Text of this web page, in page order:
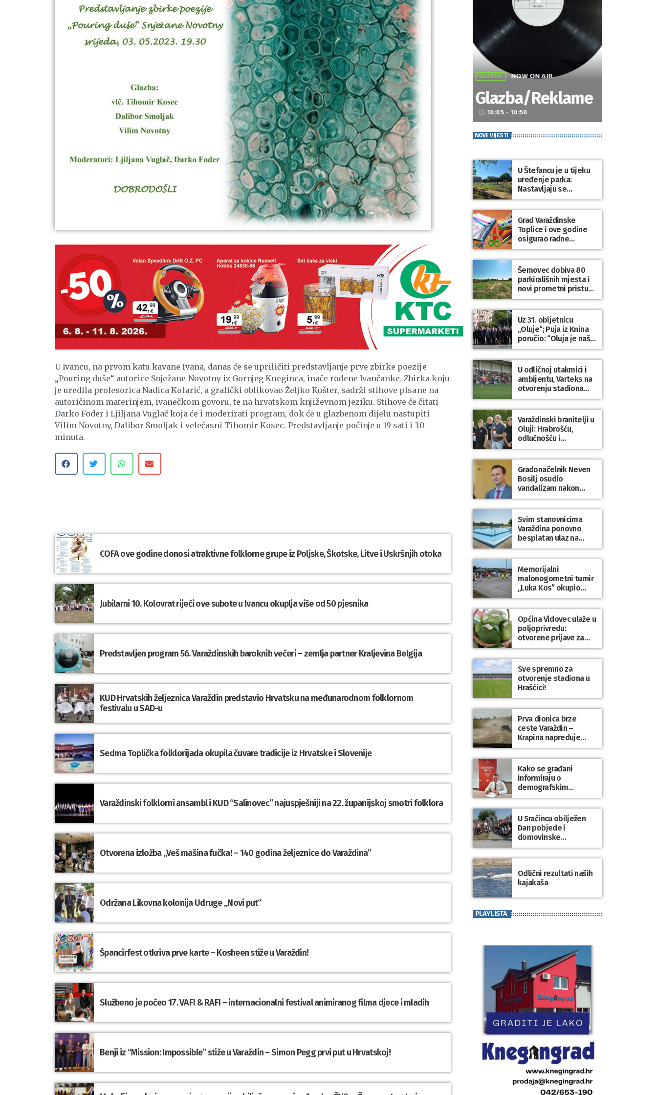
U Ivancu, na prvom katu kavane Ivana, danas će se upriličiti predstavljanje prve zbirke poezije
„Pouring duše“ autorice Snježane Novotny iz Gornjeg Kneginca, inače rođene Ivančanke. Zbirka koju
je uredila profesorica Nadica Kolarić, a grafički oblikovao Željko Kušter, sadrži stihove pisane na
autoričinom materinjem, ivanečkom govoru, te na hrvatskom književnom jeziku. Stihove će čitati
Darko Foder i Ljiljana Vuglač koja će i moderirati program, dok će u glazbenom dijelu nastupiti
Vilim Novotny, Dalibor Smoljak i velečasni Tihomir Kosec. Predstavljanje počinje u 19 sati i 30
minuta.
COFA ove godine donosi atraktivne folklorne grupe iz Poljske, Škotske, Litve i Uskršnjih otoka
Jubilarni 10. Kolovrat riječi ove subote u Ivancu okuplja više od 50 pjesnika
Predstavljen program 56. Varaždinskih baroknih večeri – zemlja partner Kraljevina Belgija
KUD Hrvatskih željeznica Varaždin predstavio Hrvatsku na međunarodnom folklornom
festivalu u SAD-u
Sedma Toplička folklorijada okupila čuvare tradicije iz Hrvatske i Slovenije
Varaždinski folklorni ansambl i KUD “Salinovec” najuspješniji na 22. županijskoj smotri folklora
Otvorena izložba „Veš mašina fučka! – 140 godina željeznice do Varaždina”
Održana Likovna kolonija Udruge „Novi put“
Špancirfest otkriva prve karte – Kosheen stiže u Varaždin!
Službeno je počeo 17. VAFI & RAFI – internacionalni festival animiranog filma djece i mladih
Benji iz “Mission: Impossible” stiže u Varaždin – Simon Pegg prvi put u Hrvatskoj!
GLAZBA NOW ON AIR
Glazba/Reklame
access_time 10:05 - 10:50
NOVE VIJESTI
U Štefancu je u tijeku
uređenje parka:
Nastavljaju se
ulaganja u javne
prostore diljem
općine Trnovec
Bartolovečki
Grad Varaždinske
Toplice i ove godine
osigurao radne
bilježnice i dodatni
obrazovni materijal za
sve osnovnoškolce
Šemovec dobiva 80
parkirališnih mjesta i
novi prometni pristup
groblju
Uz 31. obljetnicu
„Oluje“; Puja iz Knina
poručio: “Oluja je naša
najveća pobjeda,
simbol slobode i
zajedništva!”
U odličnoj utakmici i
ambijentu, Varteks na
otvorenju stadiona
odigrao 1:1 s
Mariborom
Varaždinski branitelji u
Oluji: Hrabrošću,
odlučnošću i
zajedništvom do
slobodne Hrvatske!
Gradonačelnik Neven
Bosilj osudio
vandalizam nakon
utakmice NK Varaždin
– HNK Hajduk Split
Svim stanovnicima
Varaždina ponovno
besplatan ulaz na
Gradske bazene i
Gradsko kupalište na
Dravi
Memorijalni
malonogometni turnir
„Luka Kos” okupio
brojne ekipe i
posjetitelje u Sudovcu
Općina Vidovec ulaže u
poljoprivredu:
otvorene prijave za
općinske potpore
Sve spremno za
otvorenje stadiona u
Hrašćici!
Prva dionica brze
ceste Varaždin –
Krapina napreduje
prema planu
Kako se građani
informiraju o
demografskim
mjerama? Sudjelujte u
istraživanju!
U Sračincu obilježen
Dan pobjede i
domovinske
zahvalnosti te Dan
hrvatskih branitelja
Odlični rezultati naših
kajakaša
PLAYLISTA